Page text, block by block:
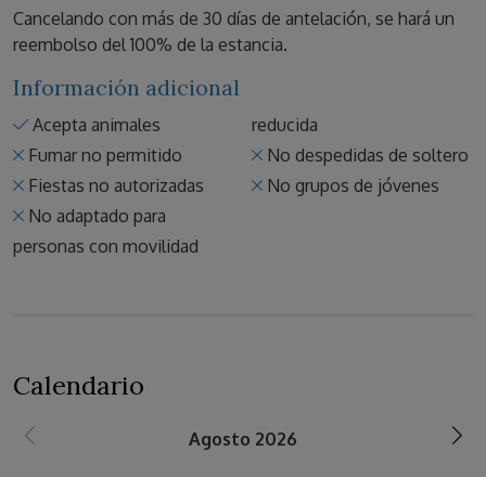
Cancelando con más de 30 días de antelación, se hará un
reembolso del 100% de la estancia.
Información adicional
Acepta animales
Fumar no permitido
Fiestas no autorizadas
personas con movilidad
reducida
No despedidas de soltero
No grupos de jóvenes
Calendario
Agosto 2026